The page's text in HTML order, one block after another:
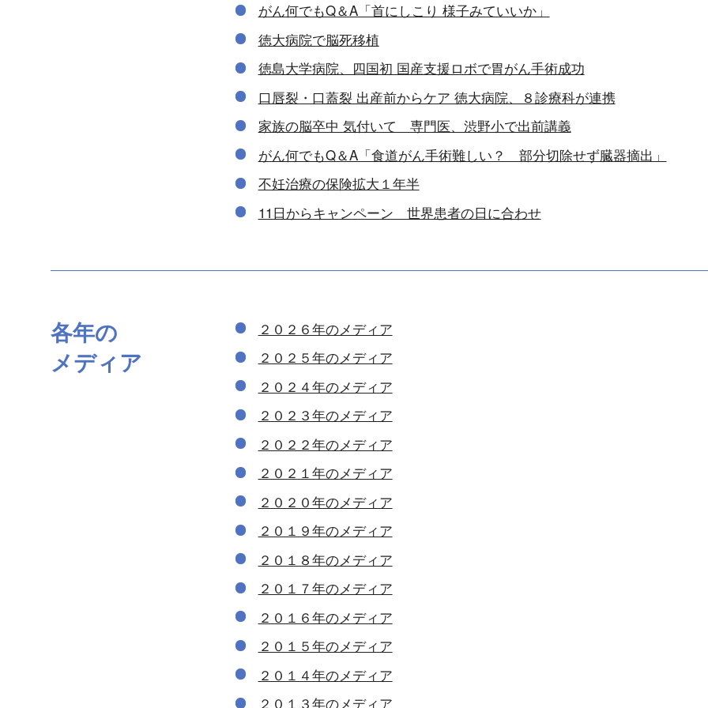
がん何でもQ＆A「首にしこり 様子みていいか」
徳大病院で脳死移植
徳島大学病院、四国初 国産支援ロボで胃がん手術成功
口唇裂・口蓋裂 出産前からケア 徳大病院、８診療科が連携
家族の脳卒中 気付いて 専門医、渋野小で出前講義
がん何でもQ＆A「食道がん手術難しい？ 部分切除せず臓器摘出」
不妊治療の保険拡大１年半
11日からキャンペーン 世界患者の日に合わせ
各年の
メディア
２０２６年のメディア
２０２５年のメディア
２０２４年のメディア
２０２３年のメディア
２０２２年のメディア
２０２１年のメディア
２０２０年のメディア
２０１９年のメディア
２０１８年のメディア
２０１７年のメディア
２０１６年のメディア
２０１５年のメディア
２０１４年のメディア
２０１３年のメディア